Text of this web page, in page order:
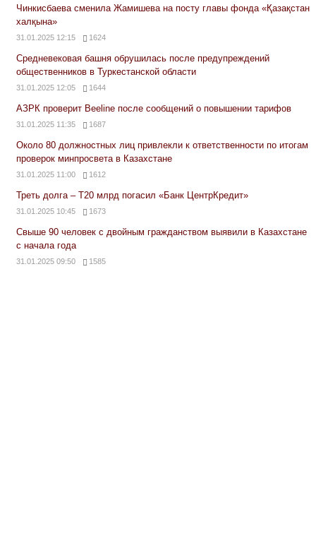
Чинкисбаева сменила Жамишева на посту главы фонда «Қазақстан
халқына»
31.01.2025 12:15 1624
Средневековая башня обрушилась после предупреждений
общественников в Туркестанской области
31.01.2025 12:05 1644
АЗРК проверит Beeline после сообщений о повышении тарифов
31.01.2025 11:35 1687
Около 80 должностных лиц привлекли к ответственности по итогам
проверок минпросвета в Казахстане
31.01.2025 11:00 1612
Треть долга – Т20 млрд погасил «Банк ЦентрКредит»
31.01.2025 10:45 1673
Свыше 90 человек с двойным гражданством выявили в Казахстане
с начала года
31.01.2025 09:50 1585